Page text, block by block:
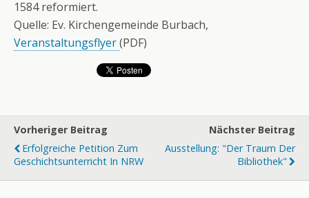
1584 reformiert.
Quelle: Ev. Kirchengemeinde Burbach,
Veranstaltungsflyer(PDF)
Vorheriger Beitrag
Erfolgreiche Petition Zum
Geschichtsunterricht In NRW
Nächster Beitrag
Ausstellung: "Der Traum Der
Bibliothek"